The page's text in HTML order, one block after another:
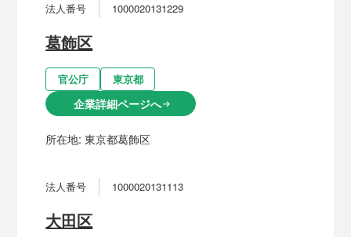
法人番号 1000020131229
葛飾区
官公庁 東京都
企業詳細ページへarrow_right_alt
所在地:東京都葛飾区
法人番号 1000020131113
大田区